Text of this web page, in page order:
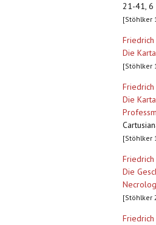
21-41, 6
[Stöhlker
Die
[Stöhlker
Die
[Stöhlker
Die
[Stöhlker